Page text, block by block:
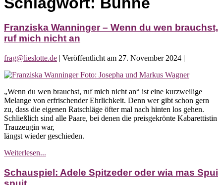
Franziska Wanninger – Wenn du wen brauchst,
ruf mich nicht an
frag@lieslotte.de | Veröffentlicht am 27. November 2024 |
Franziska
–
Wenn
du
wen
brauchst,
ruf
nicht
„Wenn du wen brauchst, ruf mich nicht an“ ist eine kurzweilige
Melange von erfrischender Ehrlichkeit. Denn wer gibt schon gern
zu, dass die eigenen Ratschläge öfter mal nach hinten los gehen.
Schließlich sind alle Paare, bei denen die preisgekrönte Kabarettistin
Trauzeugin war,
längst wieder geschieden.
Weiterlesen...
–
Wenn
Schauspiel: Adele Spitzeder oder wia mas Spui